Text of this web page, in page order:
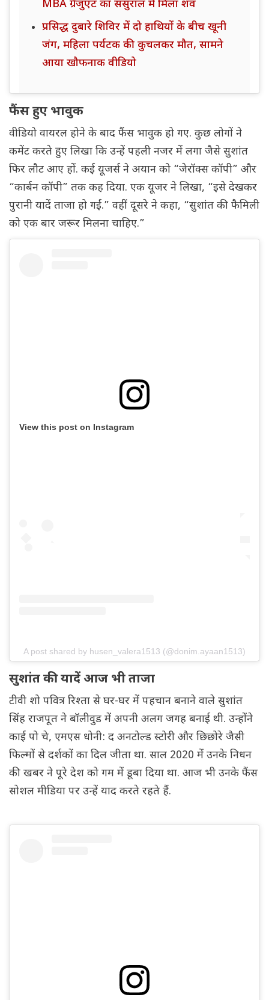
MBA ग्रेजुएट का ससुराल में मिला शव
प्रसिद्ध दुबारे शिविर में दो हाथियों के बीच खूनी
जंग, महिला पर्यटक की कुचलकर मौत, सामने
आया खौफनाक वीडियो
फैंस हुए भावुक
वीडियो वायरल होने के बाद फैंस भावुक हो गए. कुछ लोगों ने
कमेंट करते हुए लिखा कि उन्हें पहली नजर में लगा जैसे सुशांत
फिर लौट आए हों. कई यूजर्स ने अयान को “जेरॉक्स कॉपी” और
“कार्बन कॉपी” तक कह दिया. एक यूजर ने लिखा, “इसे देखकर
पुरानी यादें ताजा हो गईं.” वहीं दूसरे ने कहा, “सुशांत की फैमिली
को एक बार जरूर मिलना चाहिए.”
View this post on Instagram
A post shared by husen_valera1513 (@donim.ayaan1513)
सुशांत की यादें आज भी ताजा
टीवी शो पवित्र रिश्ता से घर-घर में पहचान बनाने वाले सुशांत
सिंह राजपूत ने बॉलीवुड में अपनी अलग जगह बनाई थी. उन्होंने
काई पो चे, एमएस धोनी: द अनटोल्ड स्टोरी और छिछोरे जैसी
फिल्मों से दर्शकों का दिल जीता था. साल 2020 में उनके निधन
की खबर ने पूरे देश को गम में डूबा दिया था. आज भी उनके फैंस
सोशल मीडिया पर उन्हें याद करते रहते हैं.